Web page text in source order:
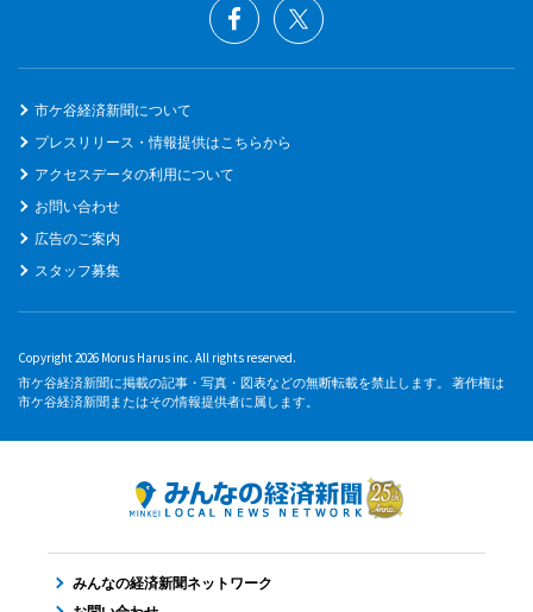
市ケ谷経済新聞について
プレスリリース・情報提供はこちらから
アクセスデータの利用について
お問い合わせ
広告のご案内
スタッフ募集
Copyright 2026 Morus Harus inc. All rights reserved.
市ケ谷経済新聞に掲載の記事・写真・図表などの無断転載を禁止します。 著作権は
市ケ谷経済新聞またはその情報提供者に属します。
みんなの経済新聞ネットワーク